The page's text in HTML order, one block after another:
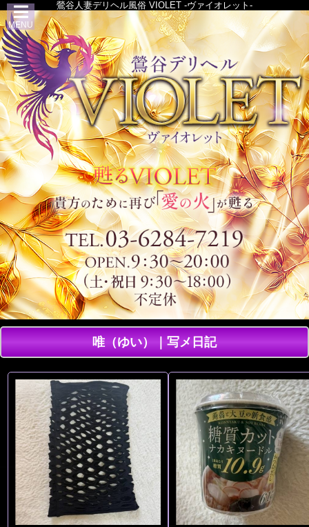
鶯谷人妻デリヘル風俗 VIOLET -ヴァイオレット-
唯（ゆい）｜写メ日記
MENU